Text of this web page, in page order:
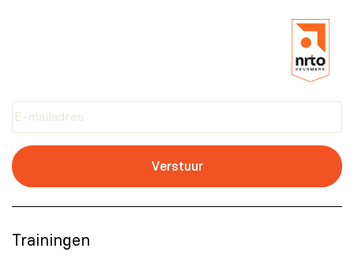
In de training ISTQB Foundation worden bijvoorbeeld
methodieken en strategieën binnen gestructureerde
Bekijk hier ons assortiment van trainingen binnen het
vakgebied van Software Testen
.
Verstuur
Trainingen